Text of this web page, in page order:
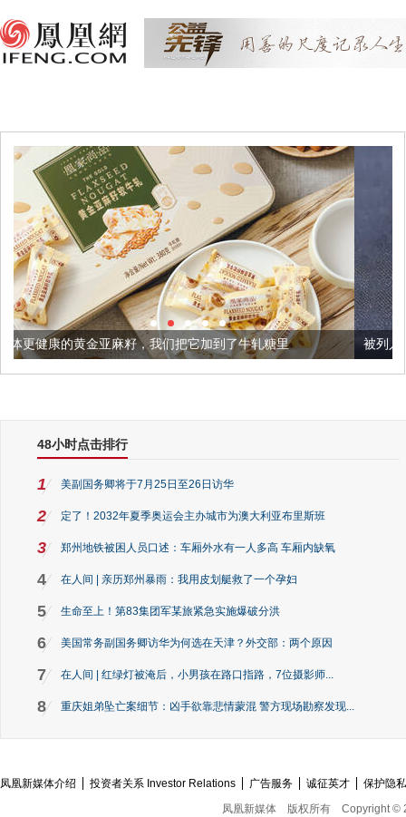
，我们把它加到了牛轧糖里 被列入佛家七宝的它到底有
48小时点击排行
1 美副国务卿将于7月25日至26日访华
2 定了！2032年夏季奥运会主办城市为澳大利亚布里斯班
3 郑州地铁被困人员口述：车厢外水有一人多高 车厢内缺氧
4 在人间 | 亲历郑州暴雨：我用皮划艇救了一个孕妇
5 生命至上！第83集团军某旅紧急实施爆破分洪
6 美国常务副国务卿访华为何选在天津？外交部：两个原因
7 在人间 | 红绿灯被淹后，小男孩在路口指路，7位摄影师...
8 重庆姐弟坠亡案细节：凶手欲靠悲情蒙混 警方现场勘察发现...
凤凰新媒体介绍 投资者关系 Investor Relations 广告服务 诚征英才
保护隐
凤凰新媒体
版权所有 Copyright ©